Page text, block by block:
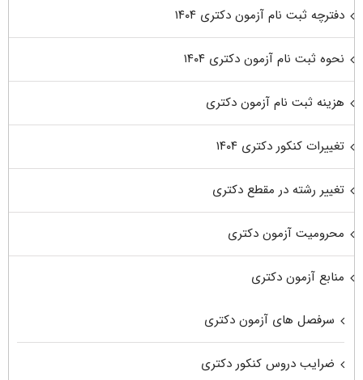
دفترچه ثبت نام آزمون دکتری ۱۴۰۴
نحوه ثبت نام آزمون دکتری ۱۴۰۴
هزینه ثبت نام آزمون دکتری
تغییرات کنکور دکتری ۱۴۰۴
تغییر رشته در مقطع دکتری
محرومیت آزمون دکتری
منابع آزمون دکتری
سرفصل های آزمون دکتری
ضرایب دروس کنکور دکتری